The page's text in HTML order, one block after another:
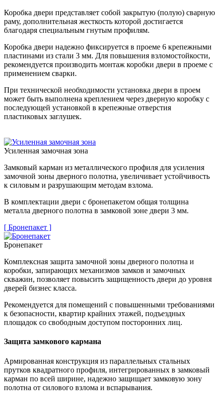
Коробка двери представляет собой закрытую (полую) сварную
раму, дополнительная жесткость которой достигается
благодаря специальным гнутым профилям.
Коробка двери надежно фиксируется в проеме 6 крепежными
пластинами из стали 3 мм. Для повышения взломостойкости,
рекомендуется производить монтаж коробки двери в проеме с
применением сварки.
При технической необходимости установка двери в проем
может быть выполнена креплением через дверную коробку с
последующей установкой в крепежные отверстия
пластиковых заглушек.
Усиленная замочная зона
Замковый карман из металлического профиля для усиления
замочной зоны дверного полотна, увеличивает устойчивость
к силовым и разрушающим методам взлома.
В комплектации двери с бронепакетом общая толщина
металла дверного полотна в замковой зоне двери 3 мм.
[ Бронепакет ]
Бронепакет
Комплексная защита замочной зоны дверного полотна и
коробки, запирающих механизмов замков и замочных
скважин, позволяет повысить защищенность двери до уровня
дверей бизнес класса.
Рекомендуется для помещений с повышенными требованиями
к безопасности, квартир крайних этажей, подъездных
площадок со свободным доступом посторонних лиц.
Защита замкового кармана
Армированная конструкция из параллельных стальных
прутков квадратного профиля, интегрированных в замковый
карман по всей ширине, надежно защищает замковую зону
полотна от силового взлома и вспарывания.